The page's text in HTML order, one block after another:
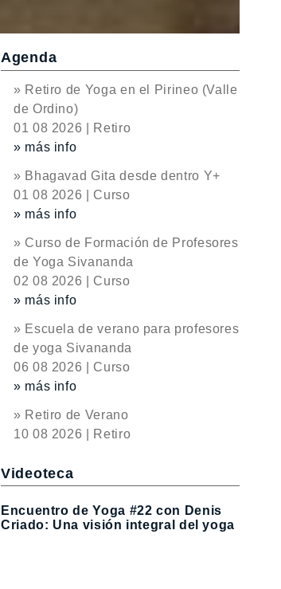
Agenda
» Retiro de Yoga en el Pirineo (Valle
de Ordino)
01 08 2026 | Retiro
» más info
» Bhagavad Gita desde dentro Y+
01 08 2026 | Curso
» más info
» Curso de Formación de Profesores
de Yoga Sivananda
02 08 2026 | Curso
» más info
» Escuela de verano para profesores
de yoga Sivananda
06 08 2026 | Curso
» más info
» Retiro de Verano
10 08 2026 | Retiro
Videoteca
Encuentro de Yoga #22 con Denis
Criado: Una visión integral del yoga